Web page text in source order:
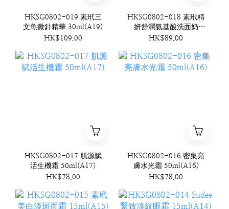
HKSG0802-019 素玳三
文魚微針精華 30ml(A19)
HK$109.00
HKSG0802-018 素玳精
妍舒潤氨基酸洗面奶
120ml(A18)
HK$89.00
HKSG0802-017 肌源賦
活生機霜 50ml(A17)
HK$78.00
HKSG0802-016 密集亮
膚水光霜 50ml(A16)
HK$78.00